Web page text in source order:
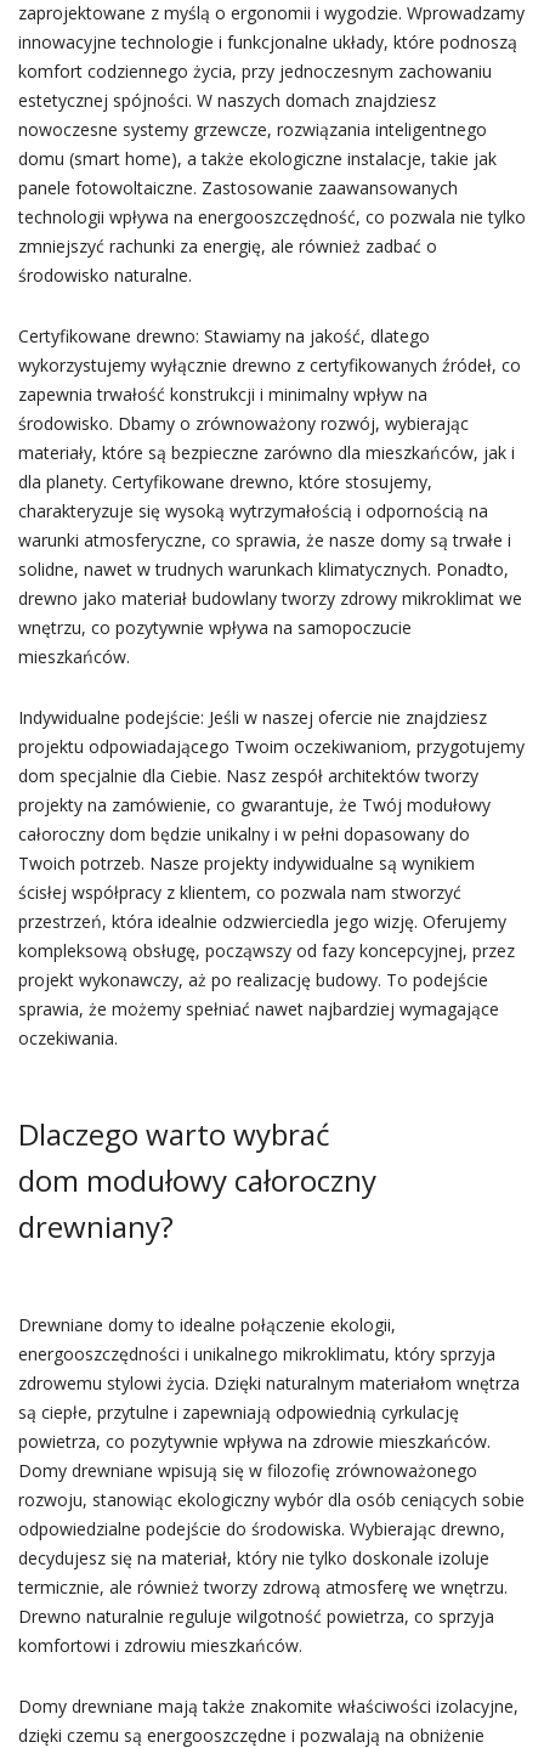
zaprojektowane z myślą o ergonomii i wygodzie. Wprowadzamy
innowacyjne technologie i funkcjonalne układy, które podnoszą
komfort codziennego życia, przy jednoczesnym zachowaniu
estetycznej spójności. W naszych domach znajdziesz
nowoczesne systemy grzewcze, rozwiązania inteligentnego
domu (smart home), a także ekologiczne instalacje, takie jak
panele fotowoltaiczne. Zastosowanie zaawansowanych
technologii wpływa na energooszczędność, co pozwala nie tylko
zmniejszyć rachunki za energię, ale również zadbać o
środowisko naturalne.
Certyfikowane drewno: Stawiamy na jakość, dlatego
wykorzystujemy wyłącznie drewno z certyfikowanych źródeł, co
zapewnia trwałość konstrukcji i minimalny wpływ na
środowisko. Dbamy o zrównoważony rozwój, wybierając
materiały, które są bezpieczne zarówno dla mieszkańców, jak i
dla planety. Certyfikowane drewno, które stosujemy,
charakteryzuje się wysoką wytrzymałością i odpornością na
warunki atmosferyczne, co sprawia, że nasze domy są trwałe i
solidne, nawet w trudnych warunkach klimatycznych. Ponadto,
drewno jako materiał budowlany tworzy zdrowy mikroklimat we
wnętrzu, co pozytywnie wpływa na samopoczucie
mieszkańców.
Indywidualne podejście: Jeśli w naszej ofercie nie znajdziesz
projektu odpowiadającego Twoim oczekiwaniom, przygotujemy
dom specjalnie dla Ciebie. Nasz zespół architektów tworzy
projekty na zamówienie, co gwarantuje, że Twój modułowy
całoroczny dom będzie unikalny i w pełni dopasowany do
Twoich potrzeb. Nasze projekty indywidualne są wynikiem
ścisłej współpracy z klientem, co pozwala nam stworzyć
przestrzeń, która idealnie odzwierciedla jego wizję. Oferujemy
kompleksową obsługę, począwszy od fazy koncepcyjnej, przez
projekt wykonawczy, aż po realizację budowy. To podejście
sprawia, że możemy spełniać nawet najbardziej wymagające
oczekiwania.
Dlaczego warto wybrać
dom modułowy całoroczny
drewniany?
Drewniane domy to idealne połączenie ekologii,
energooszczędności i unikalnego mikroklimatu, który sprzyja
zdrowemu stylowi życia. Dzięki naturalnym materiałom wnętrza
są ciepłe, przytulne i zapewniają odpowiednią cyrkulację
powietrza, co pozytywnie wpływa na zdrowie mieszkańców.
Domy drewniane wpisują się w filozofię zrównoważonego
rozwoju, stanowiąc ekologiczny wybór dla osób ceniących sobie
odpowiedzialne podejście do środowiska. Wybierając drewno,
decydujesz się na materiał, który nie tylko doskonale izoluje
termicznie, ale również tworzy zdrową atmosferę we wnętrzu.
Drewno naturalnie reguluje wilgotność powietrza, co sprzyja
komfortowi i zdrowiu mieszkańców.
Domy drewniane mają także znakomite właściwości izolacyjne,
dzięki czemu są energooszczędne i pozwalają na obniżenie